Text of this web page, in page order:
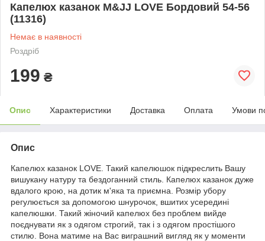
Капелюх казанок M&JJ LOVE Бордовий 54-56
(11316)
Немає в наявності
Роздріб
199 ₴
Опис Характеристики Доставка Оплата Умови
Опис
Капелюх казанок LOVE. Такий капелюшок підкреслить Вашу
вишукану натуру та бездоганний стиль. Капелюх казанок дуже
вдалого крою, на дотик м'яка та приємна. Розмір убору
регулюється за допомогою шнурочок, вшитих усередині
капелюшки. Такий жіночий капелюх без проблем вийде
поєднувати як з одягом строгий, так і з одягом простішого
стилю. Вона матиме на Вас виграшний вигляд як у моменти